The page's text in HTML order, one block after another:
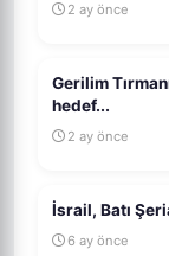
2 ay önce
Gerilim Tırmanıyor. İran
hedef...
2 ay önce
İsrail, Batı
6 ay önce